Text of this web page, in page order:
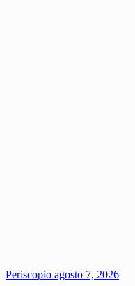
Periscopio agosto 7, 2026